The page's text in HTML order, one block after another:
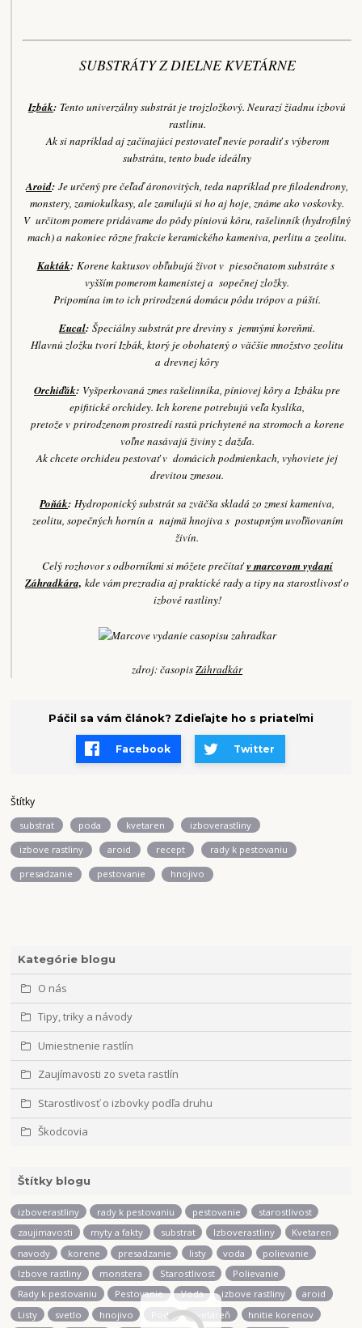
Kategórie blogu
O nás
Tipy, triky a návody
Umiestnenie rastlín
Zaujímavosti zo sveta rastlín
Starostlivosť o izbovky podľa druhu
Škodcovia
Štítky blogu
izboverastliny rady k pestovaniu pestovanie
starostlivost
zaujimavosti
myty a fakty substrat Izboverastliny
Kvetaren
navody
korene presadzanie listy voda
polievanie
Izbove rastliny
monstera Starostlivost
Polievanie
Rady k pestovaniu
Pestovanie Voda izbove rastliny
aroid
Listy
svetlo hnojivo Poda Kvetáreň hnitie korenov
SUBSTRÁTY Z DIELNE KVETÁRNE
Izbák: Tento univerzálny substrát je trojzložkový. Neurazí žiadnu izbovú
rastlinu.
Ak si napríklad aj začínajúci pestovateľ nevie poradiť s výberom
substrátu, tento bude ideálny
Aroid:Je určený pre čeľaď áronovitých, teda napríklad pre filodendrony,
monstery, zamiokulkasy, ale zamilujú si ho aj hoje, známe ako voskovky.
V určitom pomere pridávame do pôdy píniovú kôru, rašelinník (hydrofilný
mach) a nakoniec rôzne frakcie keramického kameniva, perlitu a zeolitu.
Kakták:Korene kaktusov obľubujú život v piesočnatom substráte s
vyšším pomerom kamenistej a sopečnej zložky.
Pripomína im to ich prirodzenú domácu pôdu trópov a púští.
Eucal: Špeciálny substrát pre dreviny s jemnými koreňmi.
Hlavnú zložku tvorí Izbák, ktorý je obohatený o väčšie množstvo zeolitu
a drevnej kôry
Orchiďák: Vyšperkovaná zmes rašelinníka, píniovej kôry a Izbáku pre
epifitické orchidey. Ich korene potrebujú veľa kyslíka,
pretože v prirodzenom prostredí rastú prichytené na stromoch a korene
voľne nasávajú živiny z dažďa.
Ak chcete orchideu pestovať v domácich podmienkach, vyhoviete jej
drevitou zmesou.
Poňák:Hydroponický substrát sa zväčša skladá zo zmesi kameniva,
zeolitu, sopečných hornín a najmä hnojiva s postupným uvoľňovaním
živín.
Celý rozhovor s odborníkmi si môžete prečítaťv marcovom vydaní
Záhradkára, kde vám prezradia aj praktické rady a tipy na starostlivosť o
izbové rastliny!
zdroj: časopisZáhradkár
Páčil sa vám článok? Zdieľajte ho s priateľmi
Facebook Twitter
Štítky
substrat poda kvetaren izboverastliny
izbove rastliny aroid recept rady k pestovaniu
presadzanie pestovanie hnojivo